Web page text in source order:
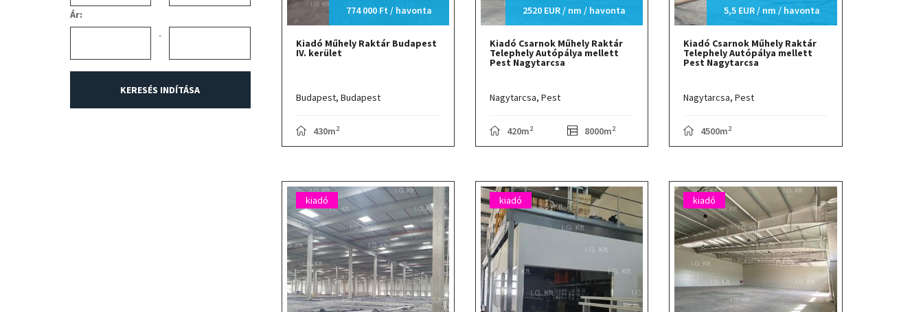
Ár:
-
774 000 Ft / havonta
Kiadó Műhely Raktár Budapest
IV. kerület
Budapest, Budapest
430m2
2520 EUR / nm / havonta
Kiadó Csarnok Műhely Raktár
Telephely Autópálya mellett
Pest Nagytarcsa
Nagytarcsa, Pest
420m2 8000m2
5,5 EUR / nm / havonta
Kiadó Csarnok Műhely Raktár
Telephely Autópálya mellett
Pest Nagytarcsa
Nagytarcsa, Pest
4500m2
kiadó kiadó kiadó